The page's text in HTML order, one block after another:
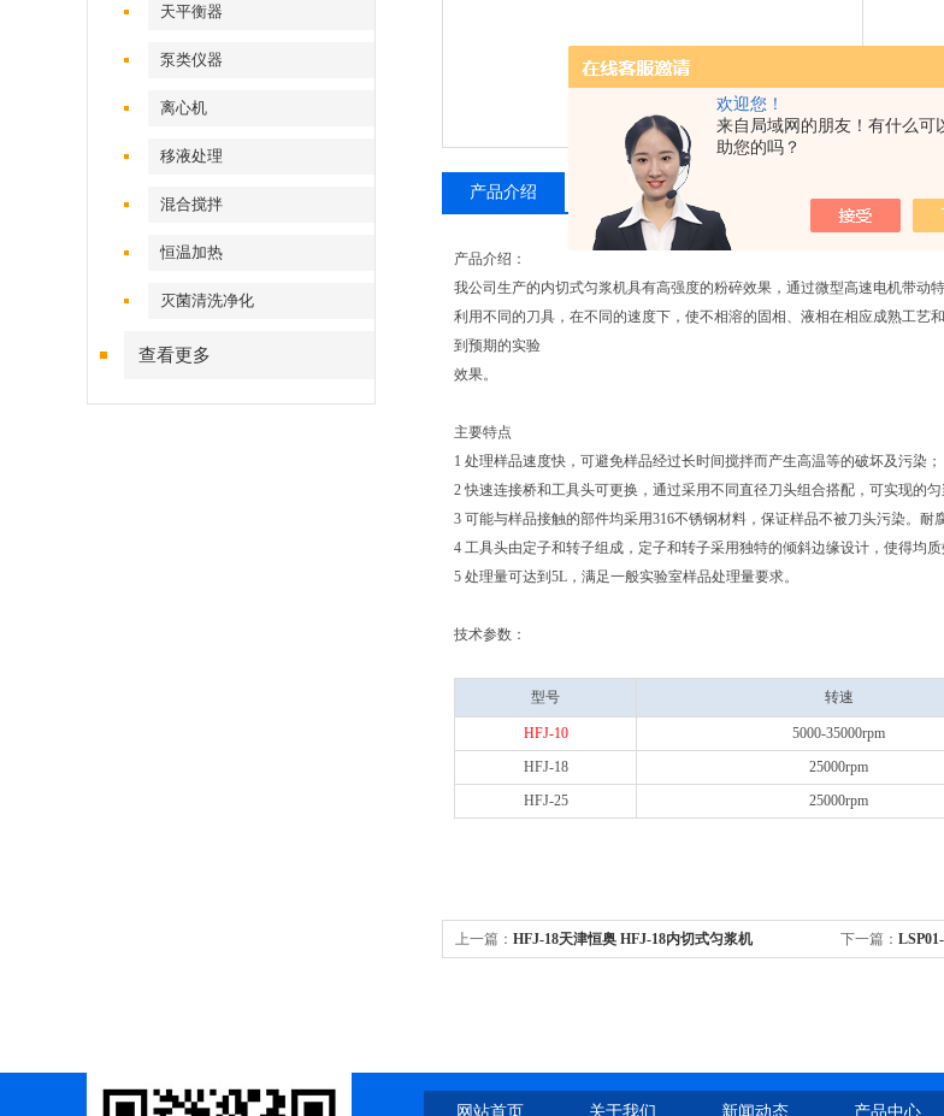
欢迎您！
来自局域网的朋友！有什么可
助您的吗？
天平衡器
泵类仪器
离心机
移液处理
混合搅拌
恒温加热
灭菌清洗净化
查看更多
产品介绍 相关产品
产品介绍：
我公司生产的内切式匀浆机具有高强度的粉碎效果，通过微型高速电机带动
利用不同的刀具，在不同的速度下，使不相溶的固相、液相在相应成熟工
到预期的实验
效果。
主要特点
1 处理样品速度快，可避免样品经过长时间搅拌而产生高温等的破坏及污染；
2 快速连接桥和工具头可更换，通过采用不同直径刀头组合搭配，可实现的匀
3 可能与样品接触的部件均采用316不锈钢材料，保证样品不被刀头污染。耐
4 工具头由定子和转子组成，定子和转子采用独特的倾斜边缘设计，使得均质
5 处理量可达到5L，满足一般实验室样品处理量要求。
技术参数：
型号 转速
HFJ-10 5000-35000rpm
HFJ-18
25000rpm
HFJ-25
25000rpm
上一篇： HFJ-18天津恒奥 HFJ-18内切式匀浆机 下一篇：
网站首页 关于我们 新闻动态 产品中心